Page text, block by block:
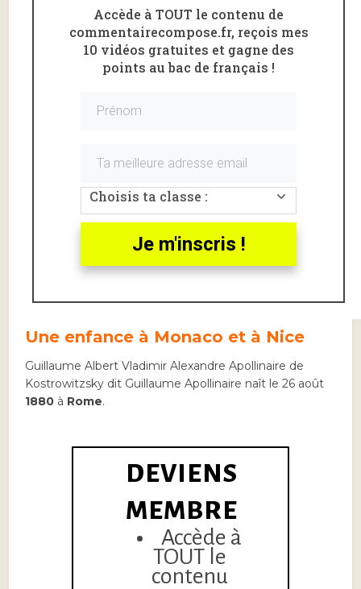
biographi
e retrace
les
savoir
plus sur
re, ses thèmes de prédilection et les caractéristiques
sur Apollinaire.
Une enfance à Monaco et à Nice
Guillaume Albert Vladimir Alexandre Apollinaire de
Kostrowitzsky dit Guillaume Apollinaire naît le 26 août
1880 à Rome.
DEVIENS
MEMBRE
Accède à
TOUT le
contenu
Accède à TOUT le contenu de
commentairecompose.fr, reçois mes
10 vidéos gratuites et gagne des
points au bac de français !
Choisis ta classe :
Je m'inscris !